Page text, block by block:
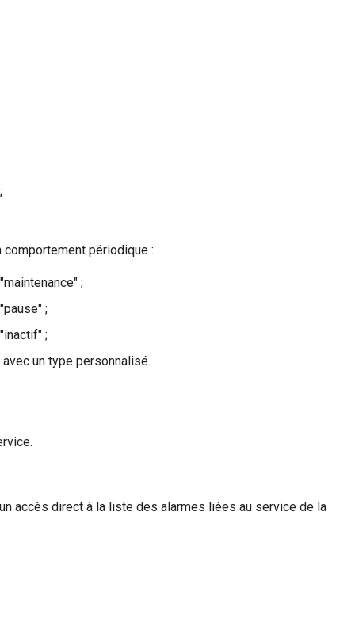
périodique :
;
;
;
un type personnalisé.
accès direct à la liste des alarmes liées au service de la